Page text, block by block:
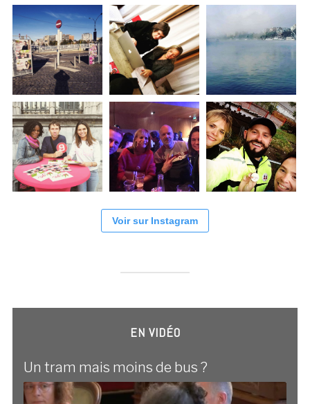
Voir sur Instagram
EN VIDÉO
Un tram mais moins de bus ?